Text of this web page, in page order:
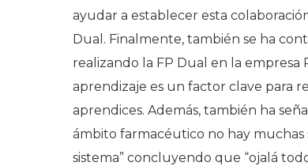
ayudar a establecer esta
Dual. Finalmente, también se ha
realizando la FP Dual en la
aprendizaje es un factor clave para
aprendices. Además, también ha
ámbito farmacéutico no hay muchas
sistema” concluyendo que “ojalá